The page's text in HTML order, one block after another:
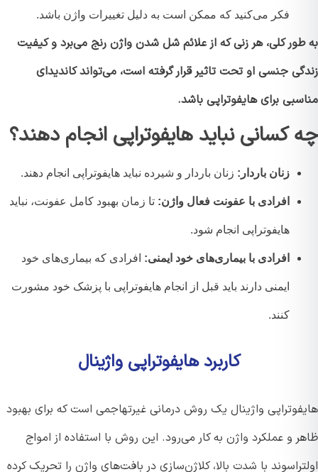
فکر می‌کنید که ممکن است به دلیل تغییرات واژن باشد.
کلی، هر زنی که از علائم شل شدن واژن رنج می‌برد و کیفیت
جنسی او تحت تاثیر قرار گرفته است، می‌تواند کاندیدای
برای هایفوتراپی باشد.
کسانی نباید هایفوتراپی انجام دهند؟
زنان باردار:زنان باردار و شیرده نباید هایفوتراپی انجام دهند.
افرادی با عفونت فعال واژن: تا زمان بهبود کامل عفونت، نباید
هایفوتراپی انجام شود.
افرادی با بیماری‌های خود ایمنی:افرادی که بیماری‌های خود
ایمنی دارند باید قبل از انجام هایفوتراپی با پزشک خود مشورت
کنند.
کاربرد هایفوتراپی واژینال
واژینال یک روش درمانی غیرتهاجمی است که برای بهبود
و عملکرد واژن به کار می‌رود. این روش با استفاده از امواج
با شدت بالا، کلاژن‌سازی در بافت‌های واژن را تحریک کرده